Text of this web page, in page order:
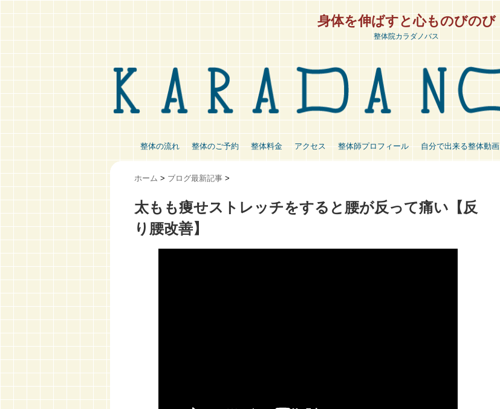
身体を伸ばすと心ものびのび
整体院カラダノバス
整体の流れ 整体のご予約 整体料金 アクセス 整体師プロフィール 自分で出来る整体動画
ホーム > ブログ最新記事 >
太もも痩せストレッチをすると腰が反って痛い【反
り腰改善】